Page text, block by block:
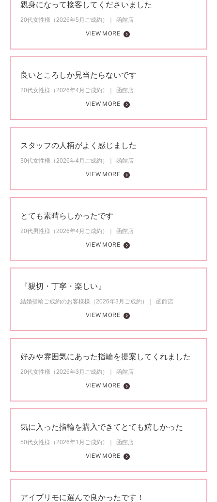
親身になって接客してくださいました
20代女性様（2026年5月ご成約）
函館店
VIEW MORE
良いところしか見当たらないです
20代女性様（2026年4月ご成約）
函館店
VIEW MORE
スタッフの人柄がよく感じました
30代女性様（2026年4月ご成約）
函館店
VIEW MORE
とても素晴らしかったです
20代男性様（2026年4月ご成約）
函館店
VIEW MORE
『親切・丁寧・楽しい』
結婚指輪ご成約のお客様様（2026年3月ご成約）
函館店
VIEW MORE
好みや雰囲気にあった指輪を提案してくれました
20代女性様（2026年3月ご成約）
函館店
VIEW MORE
気に入った指輪を購入できてとても嬉しかった
50代女性様（2026年1月ご成約）
函館店
VIEW MORE
アイプリモに選んで良かったです！